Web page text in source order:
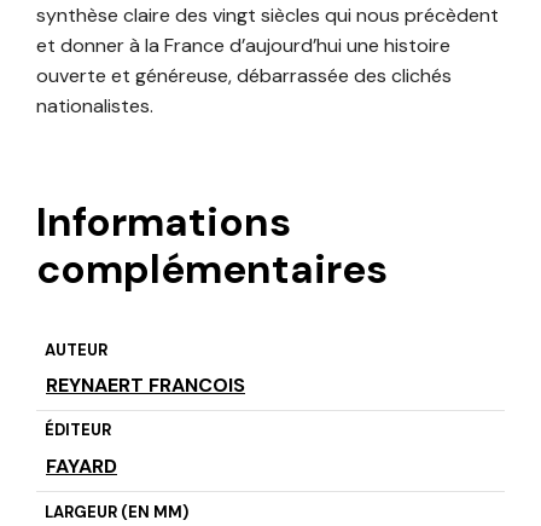
synthèse claire des vingt siècles qui nous précèdent
et donner à la France d’aujourd’hui une histoire
ouverte et généreuse, débarrassée des clichés
nationalistes.
Informations
complémentaires
AUTEUR
REYNAERT FRANCOIS
ÉDITEUR
FAYARD
LARGEUR (EN MM)